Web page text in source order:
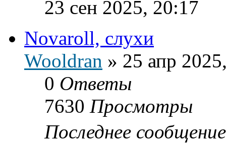
23 сен 2025, 20:17
Novaroll, слухи
Wooldran » 25 апр
0 Ответы
7630 Просмотры
Последнее